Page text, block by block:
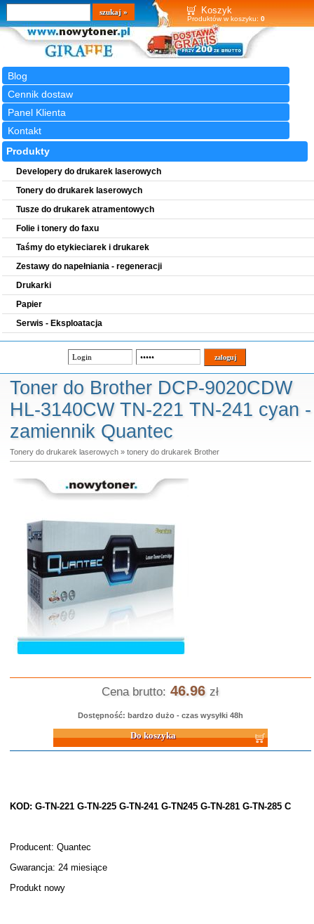
Koszyk
Produktów w koszyku: 0
Blog
Cennik dostaw
Panel Klienta
Kontakt
Wyszukiwarka
szukaj
Produkty
Developery do drukarek laserowych
Tonery do drukarek laserowych
Tusze do drukarek atramentowych
Folie i tonery do faxu
Taśmy do etykieciarek i drukarek
Zestawy do napełniania - regeneracji
Drukarki
Papier
Serwis - Eksploatacja
Toner do Brother DCP-9020CDW
HL-3140CW TN-221 TN-241 cyan -
zamiennik Quantec
Tonery do drukarek laserowych» tonery do drukarek Brother
Cena brutto: 46.96 zł
Dostępność: bardzo dużo - czas wysyłki 48h
Do koszyka
KOD: G-TN-221 G-TN-225 G-TN-241 G-TN245 G-TN-281 G-TN-285 C
Producent: Quantec
Gwarancja: 24 miesiące
Produkt nowy